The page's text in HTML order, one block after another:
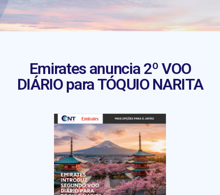
Emirates anuncia 2º VOO
DIÁRIO para TÓQUIO NARITA